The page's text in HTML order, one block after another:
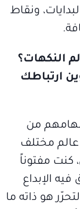
ونقاط
النكهات؟
ارتباطك
من
عالم مختلف
كنت مفتوناً
فيه الإبداع
هو ذاته ما